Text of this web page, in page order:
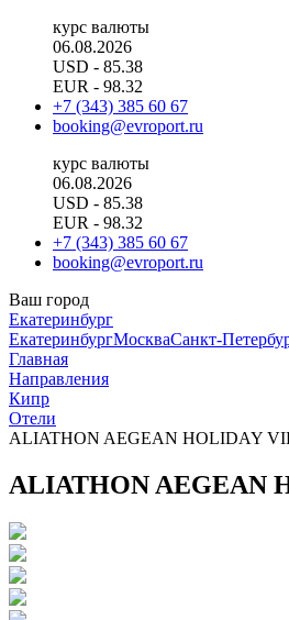
курс валюты
06.08.2026
USD - 85.38
EUR - 98.32
+7 (343) 385 60 67
booking@evroport.ru
курс валюты
06.08.2026
USD - 85.38
EUR - 98.32
+7 (343) 385 60 67
booking@evroport.ru
Ваш город
Екатеринбург
ЕкатеринбургМоскваСанкт-
Главная
Направления
Кипр
Отели
ALIATHON AEGEAN HOLIDAY
ALIATHON AEGEAN